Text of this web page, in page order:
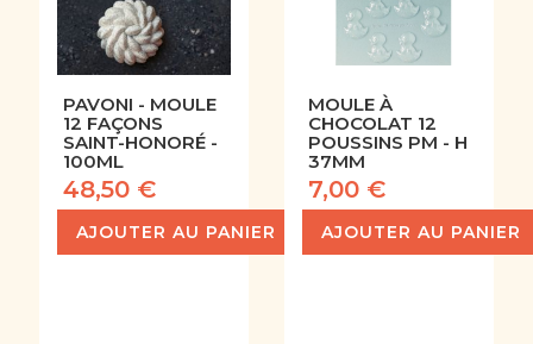
PAVONI - MOULE
12 FAÇONS
SAINT-HONORÉ -
100ML
48,50 €
AJOUTER AU PANIER
MOULE À
CHOCOLAT 12
POUSSINS PM - H
37MM
7,00 €
AJOUTER AU PANIER